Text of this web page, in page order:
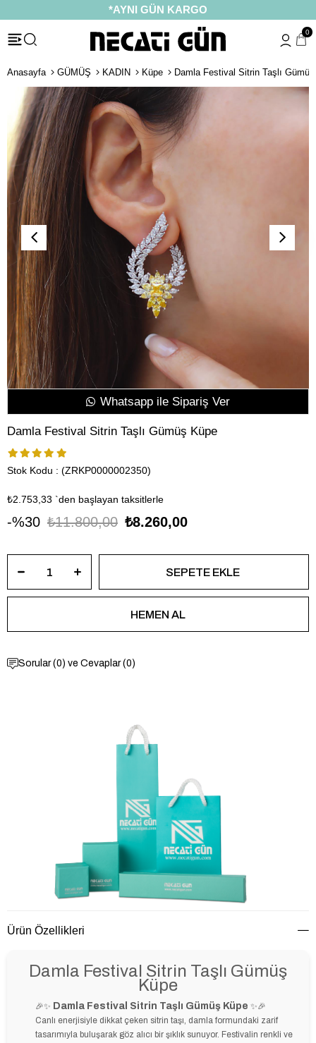
*AYNI GÜN KARGO
0
Anasayfa GÜMÜŞ KADIN Küpe Damla Festival Sitrin Taşlı
Whatsapp ile Sipariş Ver
Damla Festival Sitrin Taşlı Gümüş Küpe
Stok Kodu (ZRKP0000002350)
₺2.753,33 `den başlayan taksitlerle
30 ₺11.800,00 ₺8.260,00
Sorular (0) ve Cevaplar (0)
Ürün Özellikleri
Damla Festival Sitrin Taşlı Gümüş
Küpe
🎉✨ Damla Festival Sitrin Taşlı Gümüş Küpe ✨🎉
Canlı enerjisiyle dikkat çeken sitrin taşı, damla formundaki zarif
tasarımıyla buluşarak göz alıcı bir şıklık sunuyor. Festivalin renkli ve